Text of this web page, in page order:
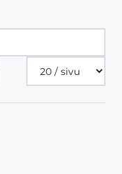
Tuotteita
sivulla